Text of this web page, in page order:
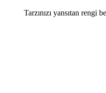
Tarzınızı yansıtan rengi